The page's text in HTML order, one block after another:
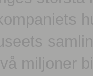
miljoner